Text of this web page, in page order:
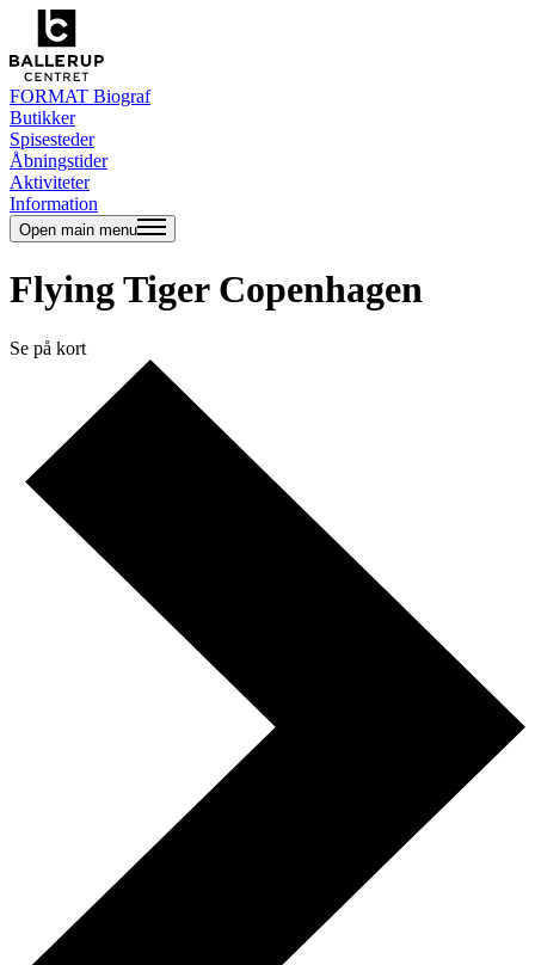
FORMAT Biograf
Butikker
Spisesteder
Åbningstider
Aktiviteter
Information
Open main menu
Flying Tiger Copenhagen
Se på kort